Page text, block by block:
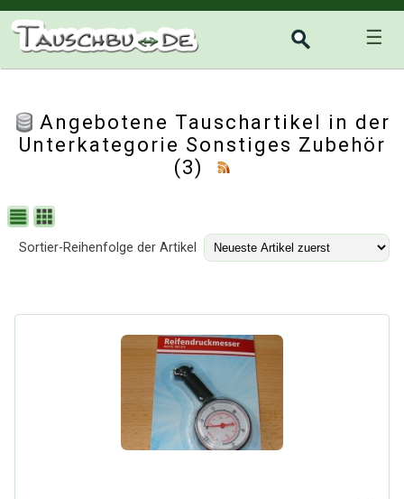
☰
Angebotene Tauschartikel in der
Unterkategorie Sonstiges Zubehör
(3)
Sortier-Reihenfolge der Artikel